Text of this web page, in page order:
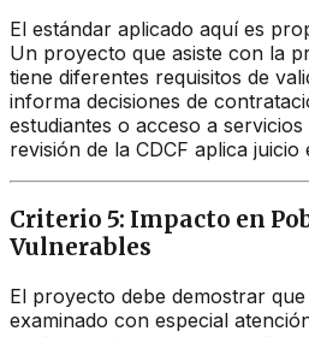
El estándar aplicado aquí es
Un proyecto que asiste con la
tiene diferentes requisitos de
informa decisiones de
estudiantes o acceso a
revisión de la CDCF aplica
Criterio 5: Impacto en
Vulnerables
El proyecto debe demostrar
examinado con especial